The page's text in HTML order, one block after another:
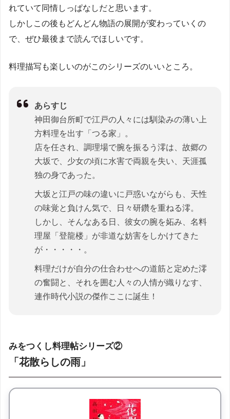
れていて同情しっぱなしだと思います。
しかしこの後もどんどん物語の展開が変わっていくの
で、ぜひ最後まで読んでほしいです。
料理描写も楽しいのがこのシリーズのいいところ。
あらすじ
神田御台所町で江戸の人々には馴染みの薄い上
方料理を出す「つる家」。
店を任され、調理場で腕を振るう澪は、故郷の
大坂で、少女の頃に水害で両親を失い、天涯孤
独の身であった。
大坂と江戸の味の違いに戸惑いながらも、天性
の味覚と負けん気で、日々研鑽を重ねる澪。
しかし、そんなある日、彼女の腕を妬み、名料
理屋「登龍楼」が非道な妨害をしかけてきた
が・・・・・。
料理だけが自分の仕合わせへの道筋と定めた澪
の奮闘と、それを囲む人々の人情が織りなす、
連作時代小説の傑作ここに誕生！
みをつくし料理帖シリーズ②
「花散らしの雨」